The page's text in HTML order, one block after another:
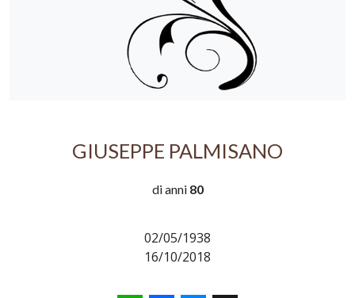
GIUSEPPE PALMISANO
di anni 80
02/05/1938
16/10/2018